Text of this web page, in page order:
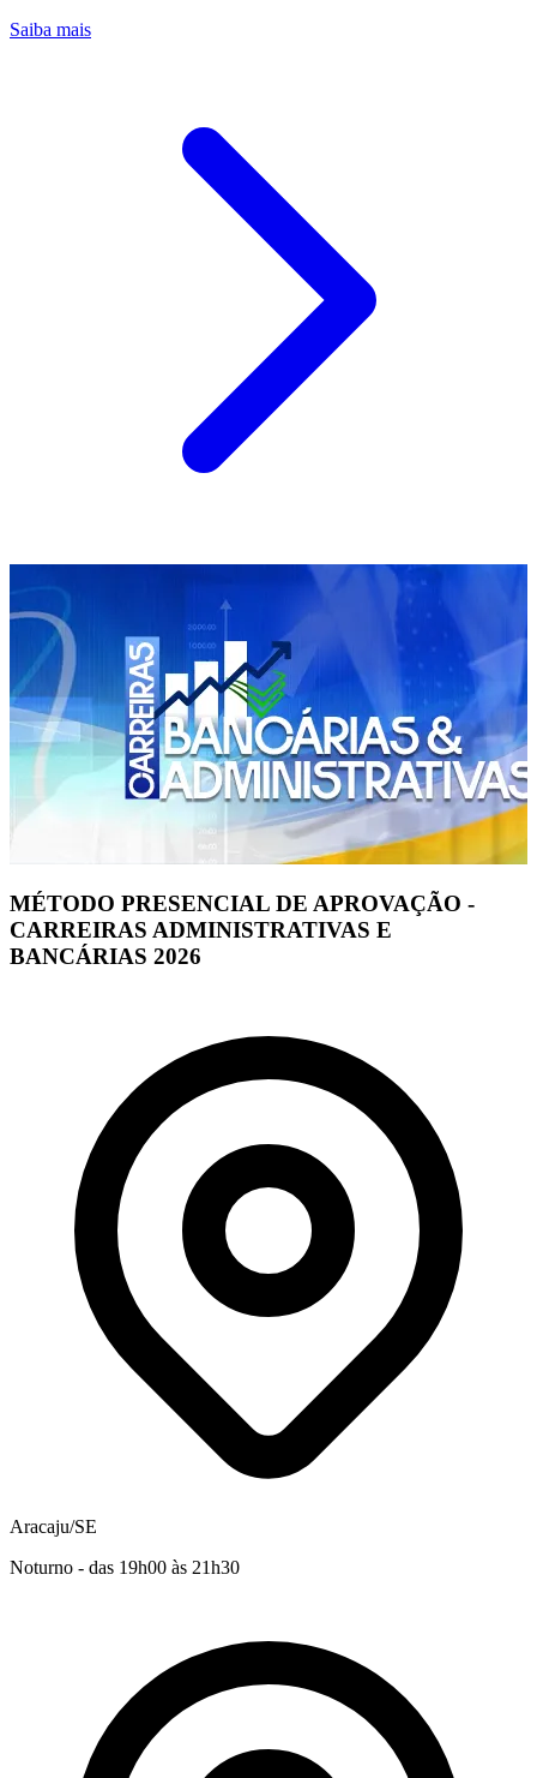
Saiba mais
MÉTODO PRESENCIAL DE APROVAÇÃO -
CARREIRAS ADMINISTRATIVAS E
BANCÁRIAS 2026
Aracaju/SE
Noturno - das 19h00 às 21h30